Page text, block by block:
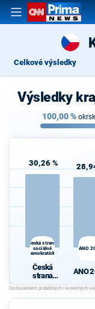
Celkové výsledky
Výsledky
100,00%
30,26 %
Česká strana
sociálně
demokratická
Česká
strana
sociálně
demokrati
cká
ANO
ANO